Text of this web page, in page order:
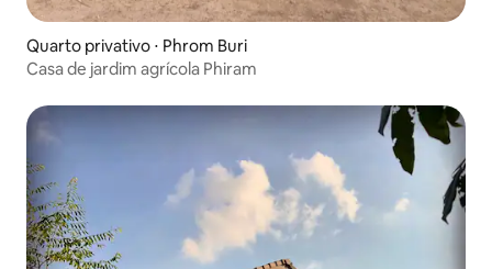
Quarto privativo ⋅ Phrom Buri
Casa de jardim agrícola Phiram